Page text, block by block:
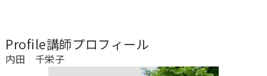
Profile講師プロフィール
内田 千栄子